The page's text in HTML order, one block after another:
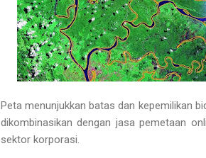
Peta menunjukkan batas dan kepemilikan
dikombinasikan dengan jasa pemetaan
sektor korporasi.